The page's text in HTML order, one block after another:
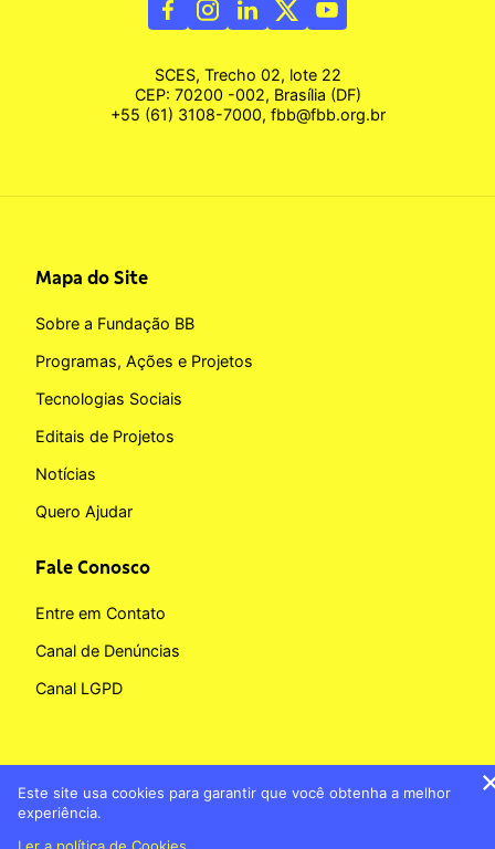
SCES, Trecho 02, lote 22
CEP: 70200 -002, Brasília (DF)
+55 (61) 3108-7000, fbb@fbb.org.br
Mapa do Site
Sobre a Fundação BB
Programas, Ações e Projetos
Tecnologias Sociais
Editais de Projetos
Notícias
Quero Ajudar
Fale Conosco
Entre em Contato
Canal de Denúncias
Canal LGPD
Este site usa cookies para garantir que você obtenha a melhor
experiência.